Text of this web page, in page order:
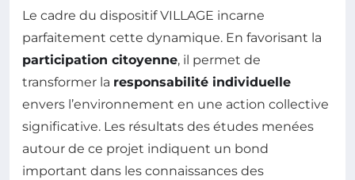
Le cadre du dispositif VILLAGE incarne
parfaitement cette dynamique. En favorisant la
participation citoyenne, il permet de
transformer la responsabilité individuelle
envers l’environnement en une action collective
significative. Les résultats des études menées
autour de ce projet indiquent un bond
important dans les connaissances des